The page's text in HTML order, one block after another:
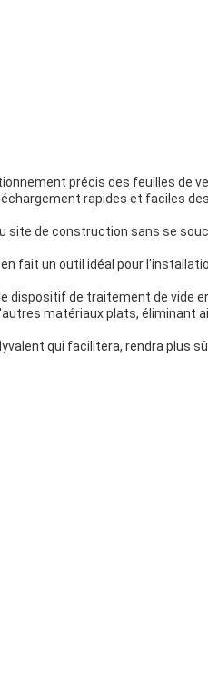
précis des feuilles de
rapides et faciles
site de construction sans se
fait un outil idéal pour
dispositif de traitement de vide
matériaux plats, éliminant
qui facilitera, rendra plus